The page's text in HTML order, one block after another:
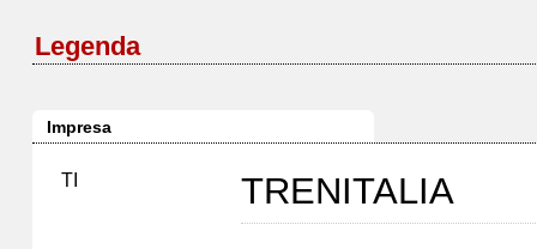
Legenda
Impresa
TI TRENITALIA